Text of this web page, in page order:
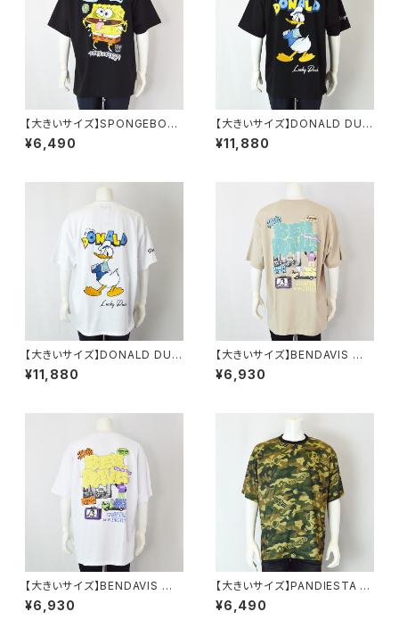
【大きいサイズ】SPONGEBOB
天竺プリント半袖Tシャツ｜メン
ズ 1278-6505 ブラック
¥6,490
【大きいサイズ】DONALD DUC
K半袖Tシャツ｜メンズ 1278-6
545 ブラック
¥11,880
【大きいサイズ】DONALD DUC
K半袖Tシャツ｜メンズ 1278-6
545 ホワイト
¥11,880
【大きいサイズ】BENDAVIS ベ
ン・デイビス｜接触冷感オーバ
ーラップ半袖Tシャツ｜メンズ 1
¥6,930
【大きいサイズ】BENDAVIS ベ
ン・デイビス｜接触冷感オーバ
ーラップ半袖Tシャツ｜メンズ 1
¥6,930
【大きいサイズ】PANDIESTA J
APAN｜パンダモチーフ カモフ
ラージュプリント半袖Tシャツ｜
¥6,490